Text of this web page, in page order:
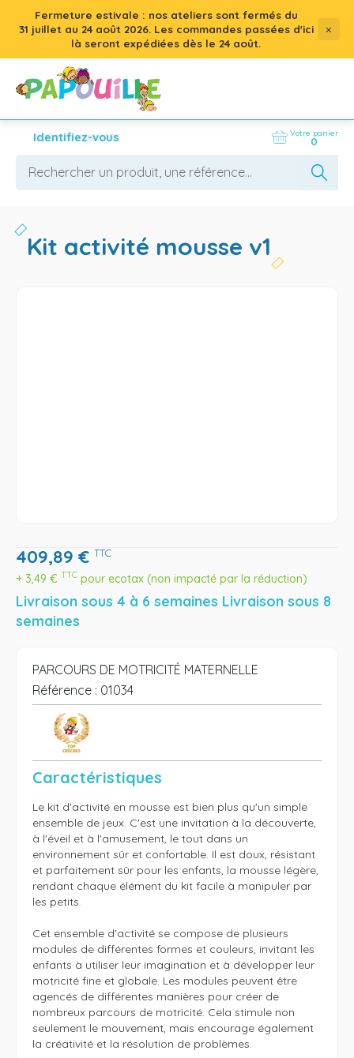
Fermeture estivale : nos ateliers sont fermés du
31 juillet au 24 août 2026. Les commandes passées d'ici
là seront expédiées dès le 24 août.
×
Identifiez-vous Votre panier
0
kit activité mousse v1
409,89 € TTC
+ 3,49 € TTC pour ecotax (non impacté par la réduction)
Livraison sous 4 à 6 semaines Livraison sous 8
semaines
PARCOURS DE MOTRICITÉ MATERNELLE
Référence : 01034
Caractéristiques
Le kit d'activité en mousse est bien plus qu'un simple
ensemble de jeux. C'est une invitation à la découverte,
à l'éveil et à l'amusement, le tout dans un
environnement sûr et confortable. Il est doux, résistant
et parfaitement sûr pour les enfants, la mousse légère,
rendant chaque élément du kit facile à manipuler par
les petits.
Cet ensemble d'activité se compose de plusieurs
modules de différentes formes et couleurs, invitant les
enfants à utiliser leur imagination et à développer leur
motricité fine et globale. Les modules peuvent être
agencés de différentes manières pour créer de
nombreux parcours de motricité. Cela stimule non
seulement le mouvement, mais encourage également
la créativité et la résolution de problèmes.